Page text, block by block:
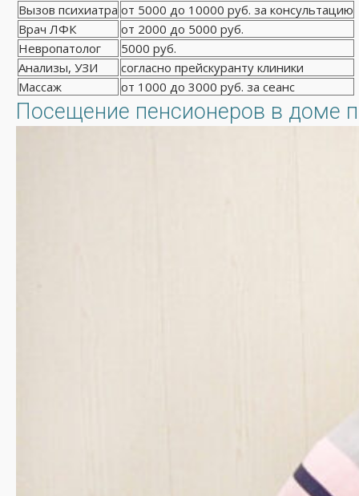
Вызов психиатра от 5000 до 10000 руб. за консультацию
Врач ЛФК
от 2000 до 5000 руб.
Невропатолог
5000 руб.
Анализы, УЗИ
согласно прейскуранту клиники
Массаж
от 1000 до 3000 руб. за сеанс
Посещение пенсионеров в доме